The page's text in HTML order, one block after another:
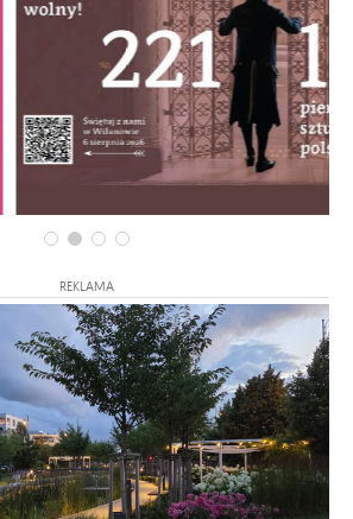
REKLAMA